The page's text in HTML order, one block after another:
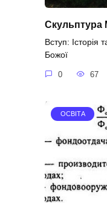
Скульптура
Вступ: Історія
Божої
0 67
ОСВІТА